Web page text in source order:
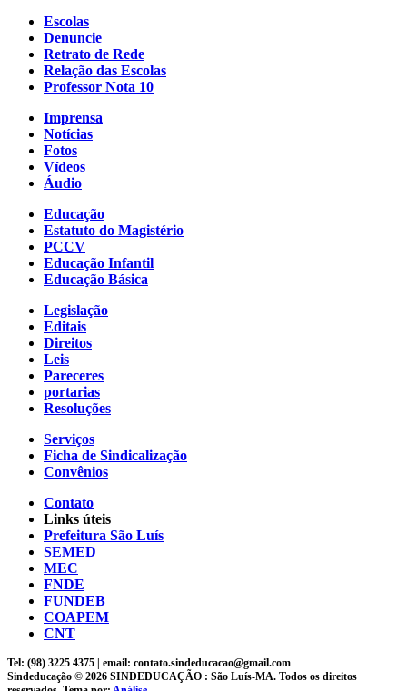
Escolas
Denuncie
Retrato de Rede
Relação das Escolas
Professor Nota 10
Imprensa
Notícias
Fotos
Vídeos
Áudio
Educação
Estatuto do Magistério
PCCV
Educação Infantil
Educação Básica
Legislação
Editais
Direitos
Leis
Pareceres
portarias
Resoluções
Serviços
Ficha de Sindicalização
Convênios
Contato
Links úteis
Prefeitura São Luís
SEMED
MEC
FNDE
FUNDEB
COAPEM
CNT
Tel: (98) 3225 4375 | email: contato.sindeducacao@gmail.com
Sindeducação © 2026 SINDEDUCAÇÃO : São Luís-MA. Todos os direitos